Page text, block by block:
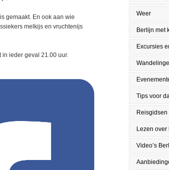
gemaakt. En ook aan wie
melkijs en vruchtenijs
in ieder geval 21.00 uur.
Weer
Berlijn met
Excursies
Tips voor
Reisgidsen
Lezen over
Video’s